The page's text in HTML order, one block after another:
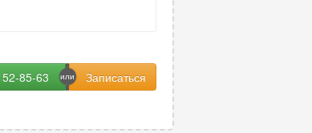
85-63